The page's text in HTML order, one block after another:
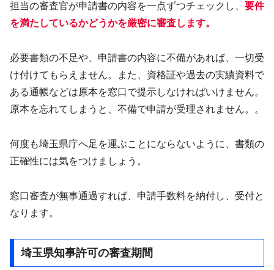
担当の審査官が申請書の内容を一点ずつチェックし、 要件
を満たしているかどうかを厳密に審査します。
必要書類の不足や、申請書の内容に不備があれば、一切受
け付けてもらえません。また、資格証や過去の実績資料で
ある通帳などは原本を窓口で提示しなければいけません。
原本を忘れてしまうと、不備で申請が受理されません。。
何度も埼玉県庁へ足を運ぶことにならないように、書類の
正確性には気をつけましょう。
窓口審査が無事通過すれば、申請手数料を納付し、受付と
なります。
埼玉県知事許可の審査期間